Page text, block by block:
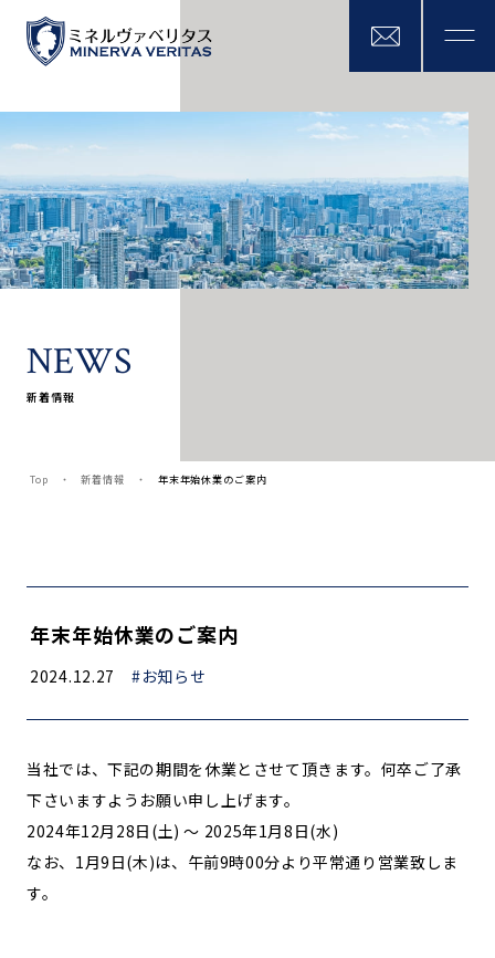
NEWS
新着情報
Top 新着情報 年末年始休業のご案内
年末年始休業のご案内
2024.12.27 #お知らせ
当社では、下記の期間を休業とさせて頂きます。何卒ご了承
下さいますようお願い申し上げます。
2024年12月28日(土) ～ 2025年1月8日(水)
なお、1月9日(木)は、午前9時00分より平常通り営業致しま
す。